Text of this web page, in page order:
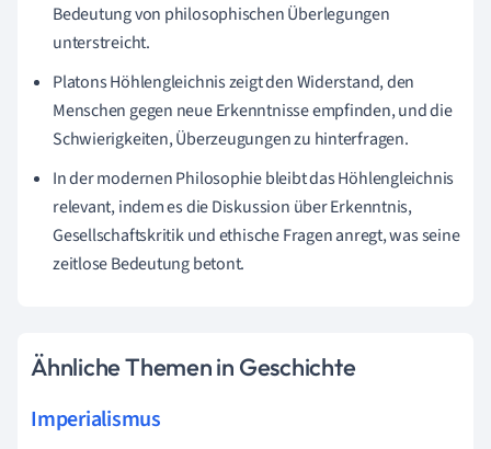
Bedeutung von philosophischen Überlegungen
unterstreicht.
Platons Höhlengleichnis zeigt den Widerstand, den
Menschen gegen neue Erkenntnisse empfinden, und die
Schwierigkeiten, Überzeugungen zu hinterfragen.
In der modernen Philosophie bleibt das Höhlengleichnis
relevant, indem es die Diskussion über Erkenntnis,
Gesellschaftskritik und ethische Fragen anregt, was seine
zeitlose Bedeutung betont.
Ähnliche Themen in Geschichte
Imperialismus